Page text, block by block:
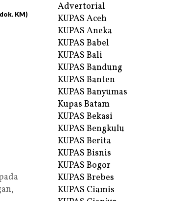
KM)
Advertorial
KUPAS Aceh
KUPAS Aneka
KUPAS Babel
KUPAS Bali
KUPAS Bandung
KUPAS Banten
KUPAS Banyumas
Kupas Batam
KUPAS Bekasi
KUPAS Bengkulu
KUPAS Berita
KUPAS Bisnis
KUPAS Bogor
KUPAS Brebes
KUPAS Ciamis